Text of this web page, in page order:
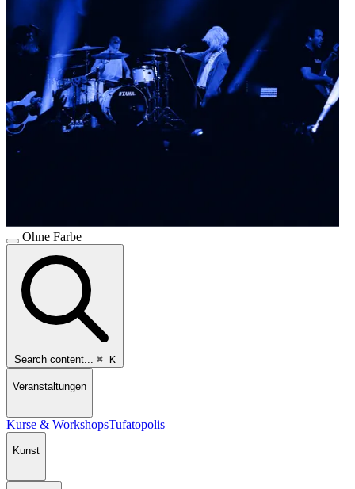
Ohne Farbe
Search content... ⌘ K
Veranstaltungen
Kurse & WorkshopsTufatopolis
Kunst